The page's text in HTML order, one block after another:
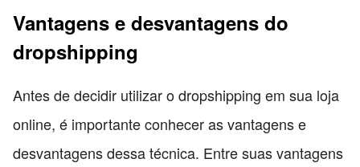
Vantagens e desvantagens do
dropshipping
Antes de decidir utilizar o dropshipping em sua loja
online, é importante conhecer as vantagens e
desvantagens dessa técnica. Entre suas vantagens